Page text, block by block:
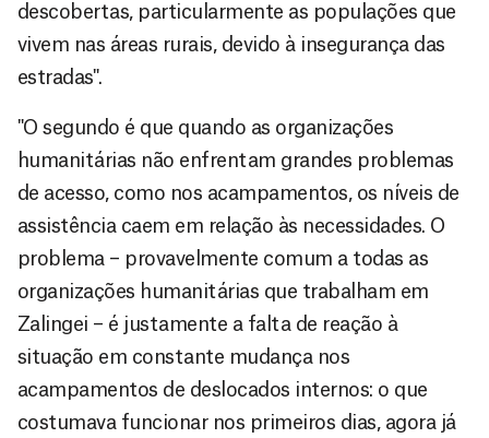
descobertas, particularmente as populações que
vivem nas áreas rurais, devido à insegurança das
estradas".
"O segundo é que quando as organizações
humanitárias não enfrentam grandes problemas
de acesso, como nos acampamentos, os níveis de
assistência caem em relação às necessidades. O
problema – provavelmente comum a todas as
organizações humanitárias que trabalham em
Zalingei – é justamente a falta de reação à
situação em constante mudança nos
acampamentos de deslocados internos: o que
costumava funcionar nos primeiros dias, agora já